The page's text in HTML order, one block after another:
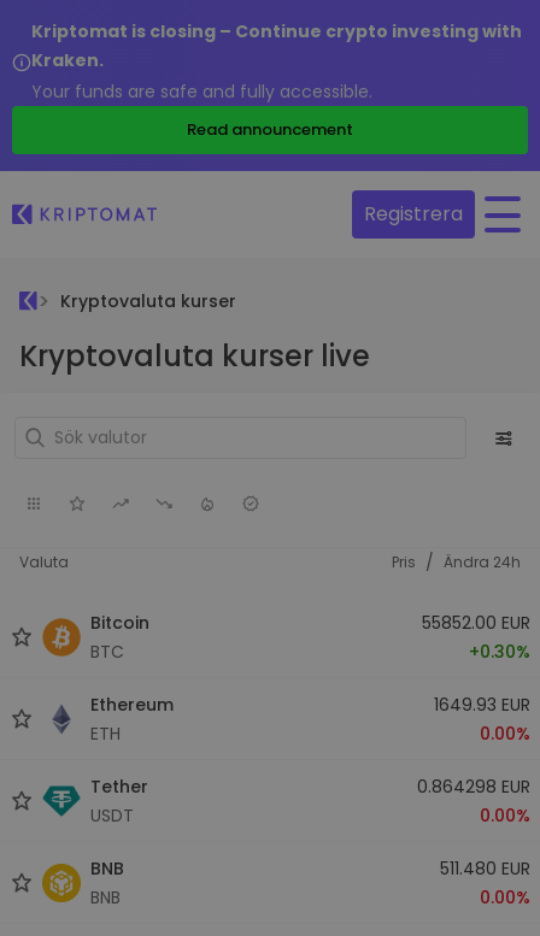
Kriptomat is closing – Continue crypto investing with
Kraken.
Your funds are safe and fully accessible.
Read announcement
Registrera
Kryptovaluta kurser
Kryptovaluta kurser live
Valuta Pris / Ändra 24h
Bitcoin
BTC
55852.00 EUR
+0.30%
Ethereum
ETH
1649.93 EUR
0.00%
Tether
USDT
0.864298 EUR
0.00%
BNB
BNB
511.480 EUR
0.00%